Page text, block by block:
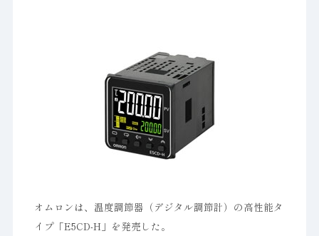
オムロンは、温度調節器（デジタル調節計）の高性能タ
イプ「E5CD-H」を発売した。